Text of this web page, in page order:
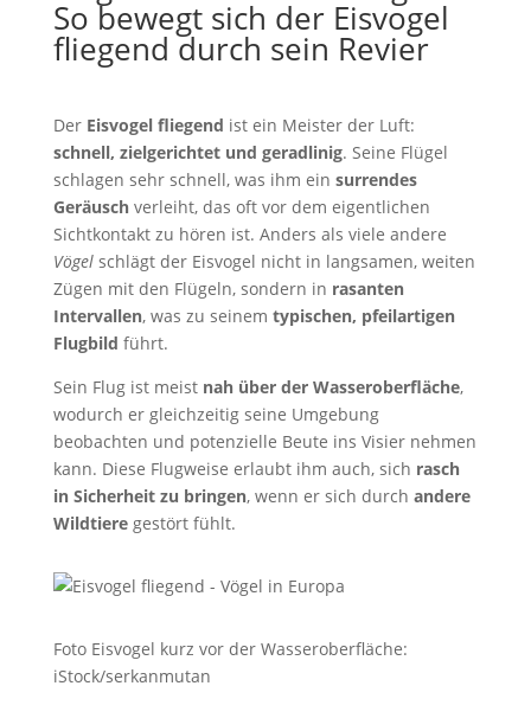
So bewegt sich der Eisvogel
fliegend durch sein Revier
Der Eisvogel fliegend ist ein Meister der Luft:
schnell, zielgerichtet und geradlinig. Seine Flügel
schlagen sehr schnell, was ihm ein surrendes
Geräuschverleiht, das oft vor dem eigentlichen
Sichtkontakt zu hören ist. Anders als viele andere
Vögelschlägt der Eisvogel nicht in langsamen, weiten
Zügen mit den Flügeln, sondern in rasanten
Intervallen, was zu seinem typischen, pfeilartigen
Flugbild führt.
Sein Flug ist meist nah über der Wasseroberfläche,
wodurch er gleichzeitig seine Umgebung
beobachten und potenzielle Beute ins Visier nehmen
kann. Diese Flugweise erlaubt ihm auch, sich rasch
in Sicherheit zu bringen, wenn er sich durch andere
Wildtieregestört fühlt.
Foto Eisvogel kurz vor der Wasseroberfläche:
iStock/serkanmutan